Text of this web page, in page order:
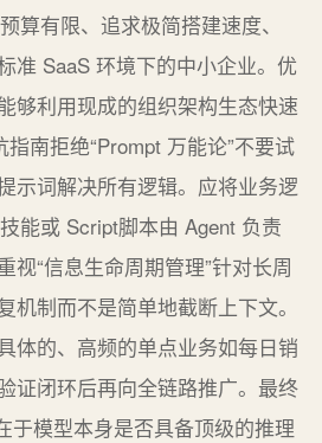
算有限、追求极简搭建速度、
准 SaaS 环境下的中小企业。优
够利用现成的组织架构生态快速
南拒绝“Prompt 万能论”不要试
示词解决所有逻辑。应将业务逻
能或 Script脚本由 Agent 负责
视“信息生命周期管理”针对长周
机制而不是简单地截断上下文。
体的、高频的单点业务如每日销
证闭环后再向全链路推广。最终
于模型本身是否具备顶级的推理